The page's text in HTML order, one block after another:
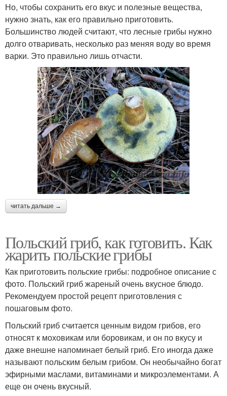
Но, чтобы сохранить его вкус и полезные вещества,
нужно знать, как его правильно приготовить.
Большинство людей считают, что лесные грибы нужно
долго отваривать, несколько раз меняя воду во время
варки. Это правильно лишь отчасти.
читать дальше →
Польский гриб, как готовить. Как
жарить польские грибы
Как приготовить польские грибы: подробное описание с
фото. Польский гриб жареный очень вкусное блюдо.
Рекомендуем простой рецепт приготовления с
пошаговым фото.
Польский гриб считается ценным видом грибов, его
относят к моховикам или боровикам, и он по вкусу и
даже внешне напоминает белый гриб. Его иногда даже
называют польским белым грибом. Он необычайно богат
эфирными маслами, витаминами и микроэлементами. А
еще он очень вкусный.